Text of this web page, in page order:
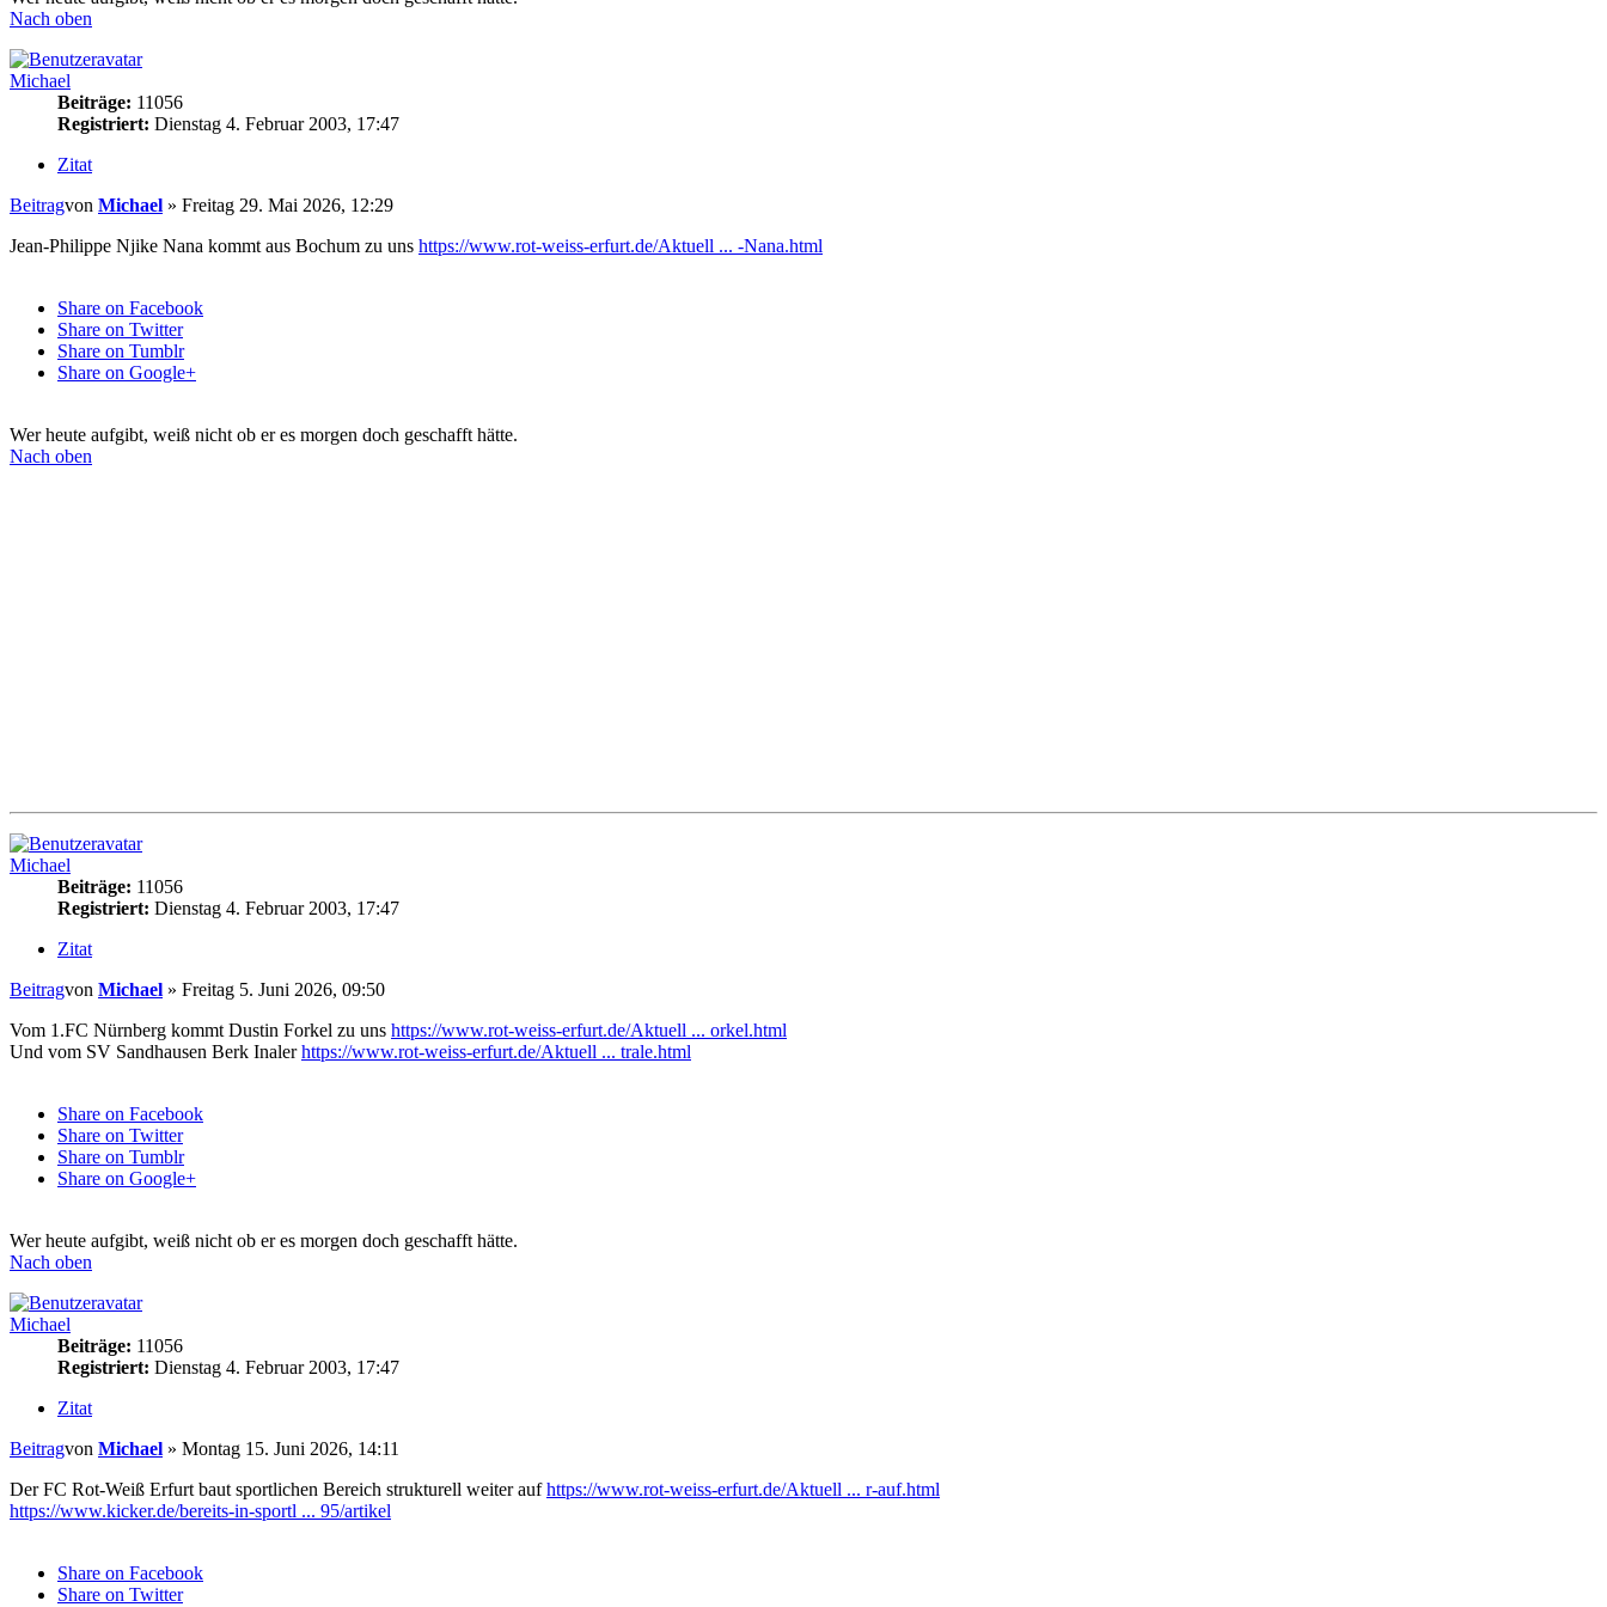
Nach oben
Michael
Beiträge: 11056
Registriert: Dienstag 4. Februar 2003, 17:47
Zitat
Beitragvon Michael » Freitag 29. Mai 2026, 12:29
Jean-Philippe Njike Nana kommt aus Bochum zu uns https://www.rot-weiss-erfurt.de/Aktuell ... -Nana.html
Share on Facebook
Share on Twitter
Share on Tumblr
Share on Google+
Wer heute aufgibt, weiß nicht ob er es morgen doch geschafft hätte.
Nach oben
Michael
Beiträge: 11056
Registriert: Dienstag 4. Februar 2003, 17:47
Zitat
Beitragvon Michael » Freitag 5. Juni 2026, 09:50
Vom 1.FC Nürnberg kommt Dustin Forkel zu uns https://www.rot-weiss-erfurt.de/Aktuell ... orkel.html
Und vom SV Sandhausen Berk Inalerhttps://www.rot-weiss-erfurt.de/Aktuell ... trale.html
Share on Facebook
Share on Twitter
Share on Tumblr
Share on Google+
Wer heute aufgibt, weiß nicht ob er es morgen doch geschafft hätte.
Nach oben
Michael
Beiträge: 11056
Registriert: Dienstag 4. Februar 2003, 17:47
Zitat
Beitragvon Michael » Montag 15. Juni 2026, 14:11
Der FC Rot-Weiß Erfurt baut sportlichen Bereich strukturell weiter aufhttps://www.rot-weiss-erfurt.de/Aktuell ... r-auf.html
https://www.kicker.de/bereits-in-sportl ... 95/artikel
Share on Facebook
Share on Twitter